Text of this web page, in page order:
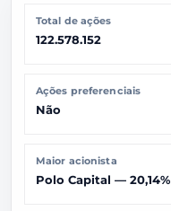
Total de ações
122.578.152
Ações preferenciais
Não
Maior acionista
Polo Capital — 20,14%